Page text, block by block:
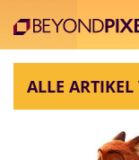
ALLE